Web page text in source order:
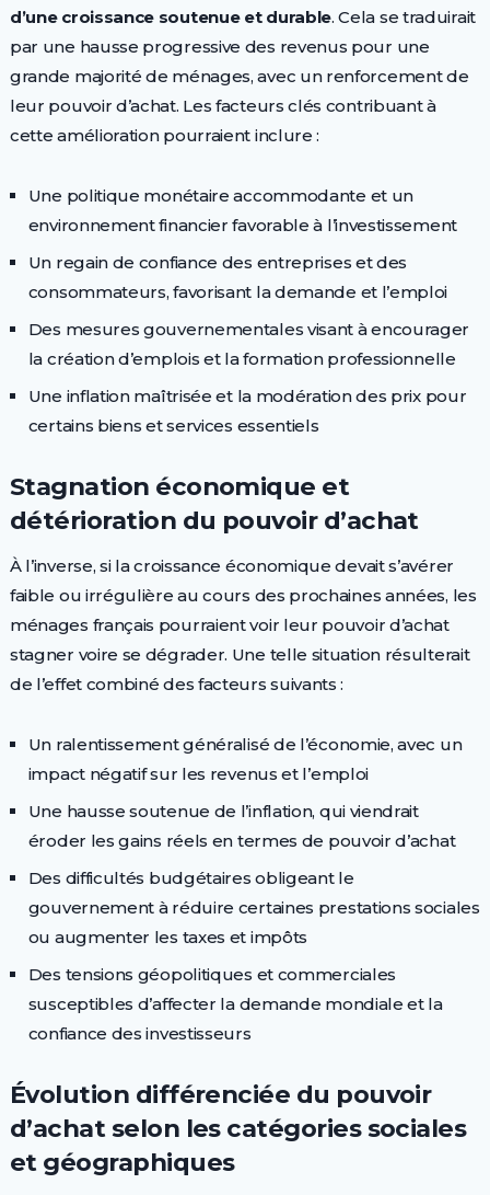
d’une croissance soutenue et durable. Cela se traduirait
par une hausse progressive des revenus pour une
grande majorité de ménages, avec un renforcement de
leur pouvoir d’achat. Les facteurs clés contribuant à
cette amélioration pourraient inclure :
Une politique monétaire accommodante et un
environnement financier favorable à l’investissement
Un regain de confiance des entreprises et des
consommateurs, favorisant la demande et l’emploi
Des mesures gouvernementales visant à encourager
la création d’emplois et la formation professionnelle
Une inflation maîtrisée et la modération des prix pour
certains biens et services essentiels
Stagnation économique et
détérioration du pouvoir d’achat
À l’inverse, si la croissance économique devait s’avérer
faible ou irrégulière au cours des prochaines années, les
ménages français pourraient voir leur pouvoir d’achat
stagner voire se dégrader. Une telle situation résulterait
de l’effet combiné des facteurs suivants :
Un ralentissement généralisé de l’économie, avec un
impact négatif sur les revenus et l’emploi
Une hausse soutenue de l’inflation, qui viendrait
éroder les gains réels en termes de pouvoir d’achat
Des difficultés budgétaires obligeant le
gouvernement à réduire certaines prestations sociales
ou augmenter les taxes et impôts
Des tensions géopolitiques et commerciales
susceptibles d’affecter la demande mondiale et la
confiance des investisseurs
Évolution différenciée du pouvoir
d’achat selon les catégories sociales
et géographiques